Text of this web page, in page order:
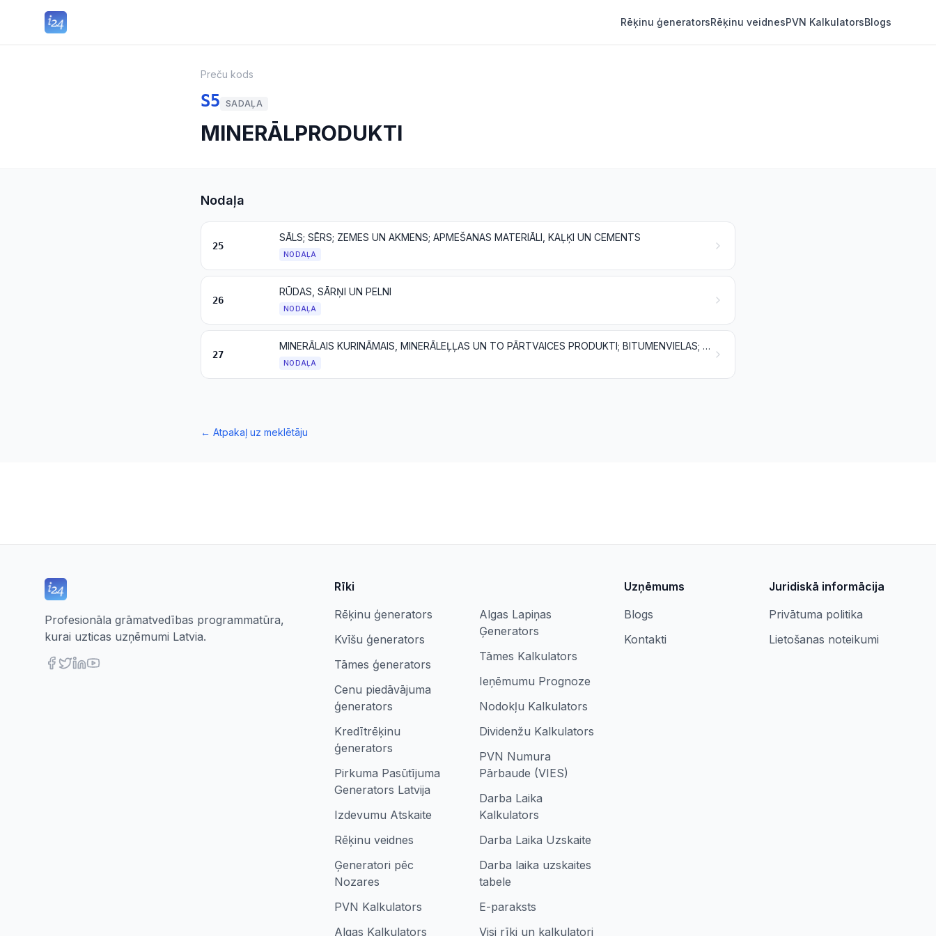
Rēķinu ģeneratorsRēķinu veidnesPVN KalkulatorsBlogs
Preču kods
S5 SADAĻA
MINERĀLPRODUKTI
Nodaļa
25
SĀLS; SĒRS; ZEMES UN AKMENS; APMEŠANAS MATERIĀLI, KAĻĶI UN CEMENTS
NODAĻA
26
RŪDAS, SĀRŅI UN PELNI
NODAĻA
27
MINERĀLAIS KURINĀMAIS, MINERĀLEĻĻAS UN TO PĀRTVAICES PRODUKTI; BITUMENVIELAS; MINERĀLVASKI
NODAĻA
← Atpakaļ uz meklētāju
Profesionāla grāmatvedības programmatūra,
kurai uzticas uzņēmumi Latvia.
Rīki
Rēķinu ģenerators
Kvīšu ģenerators
Tāmes ģenerators
Cenu piedāvājuma
ģenerators
Kredītrēķinu
ģenerators
Pirkuma Pasūtījuma
Generators Latvija
Izdevumu Atskaite
Rēķinu veidnes
Ģeneratori pēc
Nozares
PVN Kalkulators
Algas Kalkulators
Algas Lapiņas
Ģenerators
Tāmes Kalkulators
Ieņēmumu Prognoze
Nodokļu Kalkulators
Dividenžu Kalkulators
PVN Numura
Pārbaude (VIES)
Darba Laika
Kalkulators
Darba Laika Uzskaite
Darba laika uzskaites
tabele
E-paraksts
Visi rīki un kalkulatori
Uzņēmums
Blogs
Kontakti
Juridiskā informācija
Privātuma politika
Lietošanas noteikumi